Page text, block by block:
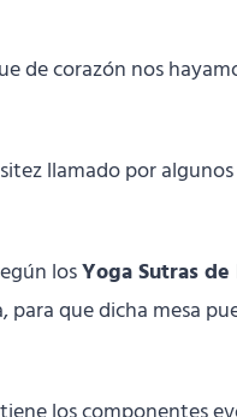
de corazón nos
llamado por
losYoga Sutras
que dicha mesa